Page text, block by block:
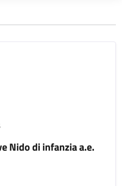
Nido di infanzia a.e.